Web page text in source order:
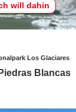
will dahin
Los Glaciares
Blancas